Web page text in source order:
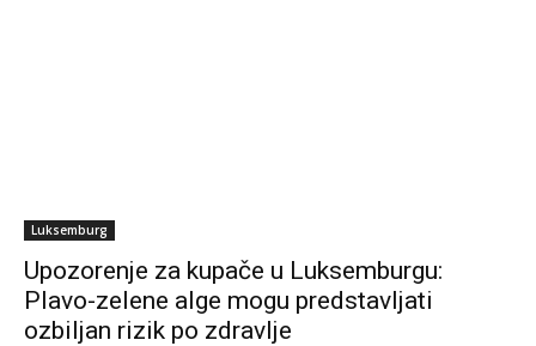
Luksemburg
Upozorenje za kupače u Luksemburgu:
Plavo-zelene alge mogu predstavljati
ozbiljan rizik po zdravlje